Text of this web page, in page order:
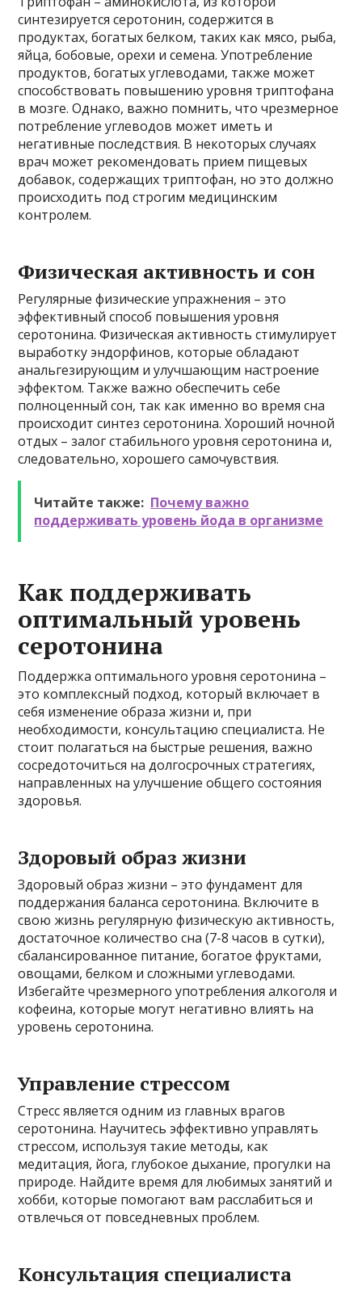
синтезируется серотонин, содержится в
продуктах, богатых белком, таких как мясо, рыба,
яйца, бобовые, орехи и семена. Употребление
продуктов, богатых углеводами, также может
способствовать повышению уровня триптофана
в мозге. Однако, важно помнить, что чрезмерное
потребление углеводов может иметь и
негативные последствия. В некоторых случаях
врач может рекомендовать прием пищевых
добавок, содержащих триптофан, но это должно
происходить под строгим медицинским
контролем.
Физическая активность и сон
Регулярные физические упражнения – это
эффективный способ повышения уровня
серотонина. Физическая активность стимулирует
выработку эндорфинов, которые обладают
анальгезирующим и улучшающим настроение
эффектом. Также важно обеспечить себе
полноценный сон, так как именно во время сна
происходит синтез серотонина. Хороший ночной
отдых – залог стабильного уровня серотонина и,
следовательно, хорошего самочувствия.
Читайте также: Почему важно
поддерживать уровень йода в организме
Как поддерживать
оптимальный уровень
серотонина
Поддержка оптимального уровня серотонина –
это комплексный подход, который включает в
себя изменение образа жизни и, при
необходимости, консультацию специалиста. Не
стоит полагаться на быстрые решения, важно
сосредоточиться на долгосрочных стратегиях,
направленных на улучшение общего состояния
здоровья.
Здоровый образ жизни
Здоровый образ жизни – это фундамент для
поддержания баланса серотонина. Включите в
свою жизнь регулярную физическую активность,
достаточное количество сна (7-8 часов в сутки),
сбалансированное питание, богатое фруктами,
овощами, белком и сложными углеводами.
Избегайте чрезмерного употребления алкоголя и
кофеина, которые могут негативно влиять на
уровень серотонина.
Управление стрессом
Стресс является одним из главных врагов
серотонина. Научитесь эффективно управлять
стрессом, используя такие методы, как
медитация, йога, глубокое дыхание, прогулки на
природе. Найдите время для любимых занятий и
хобби, которые помогают вам расслабиться и
отвлечься от повседневных проблем.
Консультация специалиста